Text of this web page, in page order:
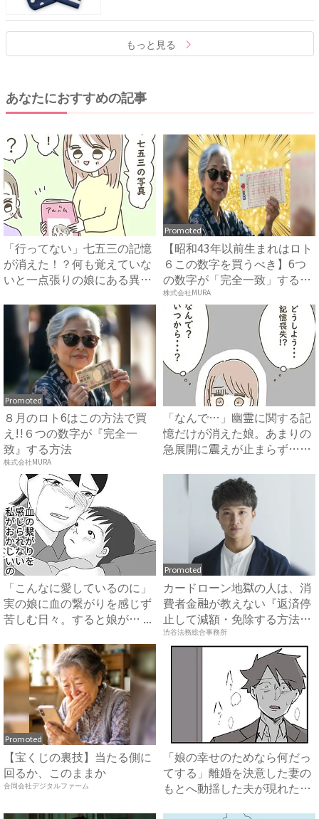
もっと見る
あなたにおすすめの記事
「行ってない」七五三の記憶
が消えた！？何も覚えていな
いと一点張りの娘にある異変
Promoted
【昭和43年以前生まれはロト
６この数字を買うべき】6つ
の数字が「完全一致」する
方...
株式会社MURA
Promoted
８月のロト6はこの方法で買
え!!６つの数字が『完全一
致』する方法
株式会社MURA
「なんで…」幽霊に関する記
憶だけが消えた娘。あまりの
急展開に震えが止まらず…
「こんなに愛しているのに」
実の娘に血の繋がりを感じず
苦しむ日々。すると娘が… ...
Promoted
カードローン地獄の人は、消
費者金融が教えない『返済停
止して減額・免除する方法』
で...
渋谷法務総合事務所
Promoted
【宝くじの裏技】当たる側に
回るか、このままか
合同会社デジタルファーム
「娘の幸せのためなら何だっ
てする」離婚を決意した妻の
もとへ動揺した夫が現れた！